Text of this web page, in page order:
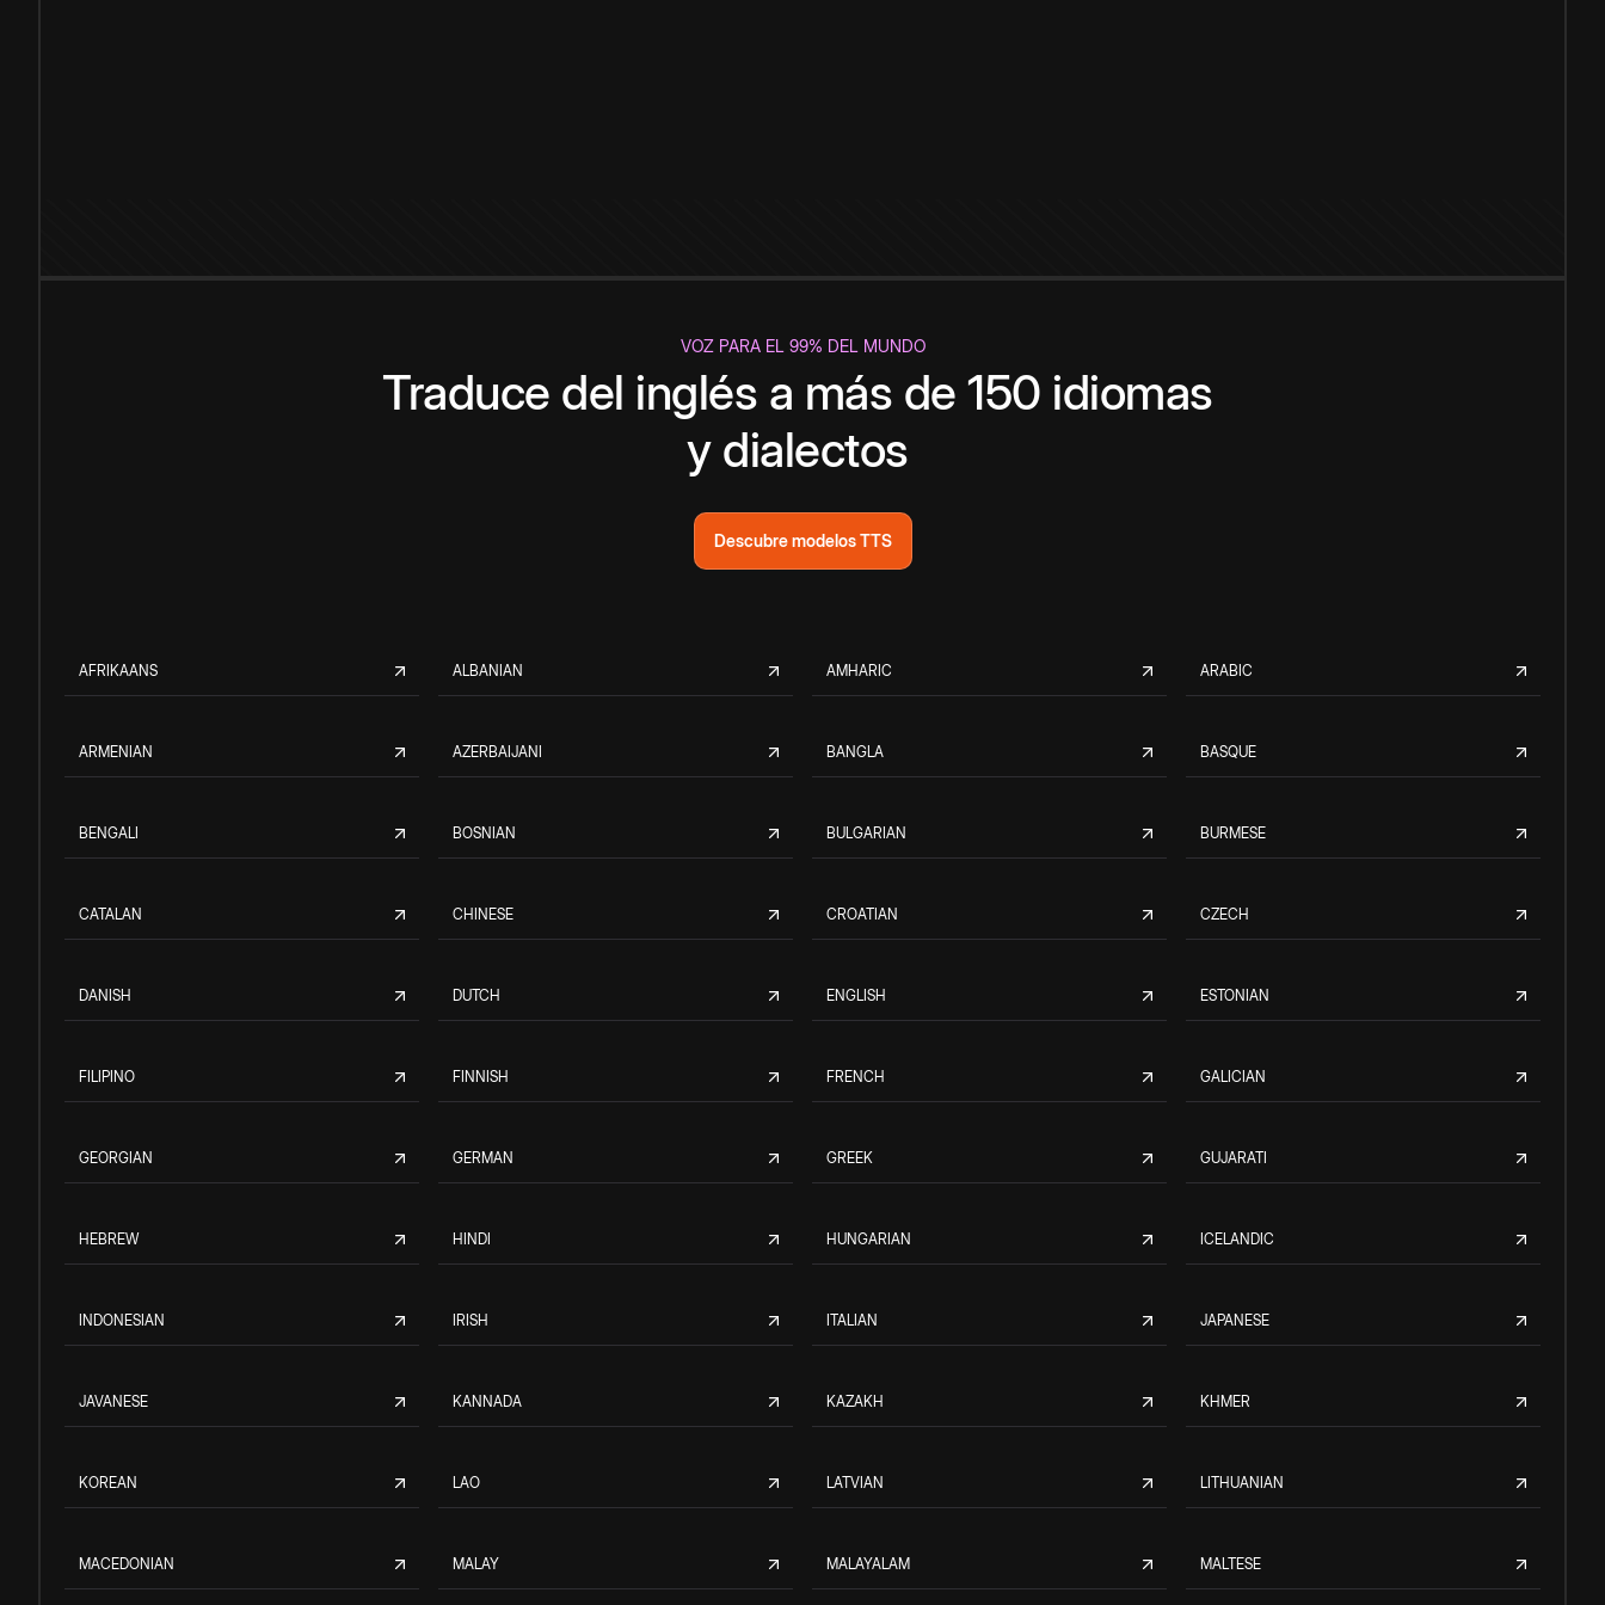
VOZ PARA EL 99% DEL MUNDO
Traduce del inglés a más de 150 idiomas
y dialectos
Descubre modelos TTS
AFRIKAANS ALBANIAN AMHARIC ARABIC
ARMENIAN AZERBAIJANI BANGLA BASQUE
BENGALI BOSNIAN BULGARIAN BURMESE
CATALAN CHINESE CROATIAN CZECH
DANISH DUTCH ENGLISH ESTONIAN
FILIPINO FINNISH FRENCH GALICIAN
GEORGIAN GERMAN GREEK GUJARATI
HEBREW HINDI HUNGARIAN ICELANDIC
INDONESIAN IRISH ITALIAN JAPANESE
JAVANESE KANNADA KAZAKH KHMER
KOREAN LAO LATVIAN LITHUANIAN
MACEDONIAN MALAY MALAYALAM MALTESE